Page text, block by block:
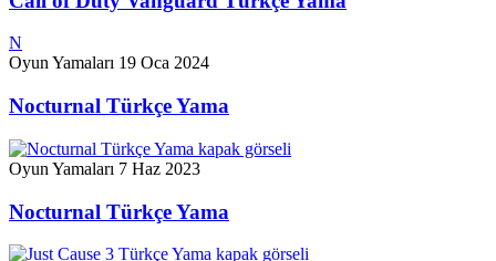
N
Oyun Yamaları 19 Oca 2024
Nocturnal Türkçe Yama
Oyun Yamaları 7 Haz 2023
Nocturnal Türkçe Yama